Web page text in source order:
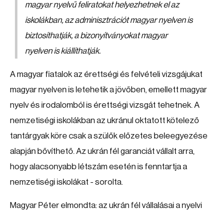
magyar nyelvű feliratokat helyezhetnek el az
iskolákban, az adminisztrációt magyar nyelven is
biztosíthatják, a bizonyítványokat magyar
nyelven is kiállíthatják.
A magyar fiatalok az érettségi és felvételi vizsgájukat
magyar nyelven is letehetik a jövőben, emellett magyar
nyelv és irodalomból is érettségi vizsgát tehetnek. A
nemzetiségi iskolákban az ukránul oktatott kötelező
tantárgyak köre csak a szülők előzetes beleegyezése
alapján bővíthető. Az ukrán fél garanciát vállalt arra,
hogy alacsonyabb létszám esetén is fenntartja a
nemzetiségi iskolákat - sorolta.
Magyar Péter elmondta: az ukrán fél vállalásai a nyelvi